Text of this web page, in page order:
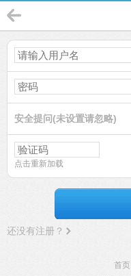
安全提问(未设置请忽略)
点击重新加载
还没有注册？
首页